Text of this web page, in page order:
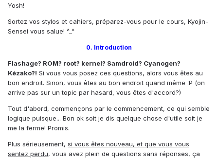
Yosh!
Sortez vos stylos et cahiers, préparez-vous pour le cours, Kyojin-
Sensei vous salue! ^_^
0. Introduction
Flashage? ROM? root? kernel? Samdroid? Cyanogen?
Kézako?! Si vous vous posez ces questions, alors vous êtes au
bon endroit. Sinon, vous êtes au bon endroit quand même :P (on
arrive pas sur un topic par hasard, vous êtes d'accord?)
Tout d'abord, commençons par le commencement, ce qui semble
logique puisque... Bon ok soit je dis quelque chose d'utile soit je
me la ferme! Promis.
Plus sérieusement, si vous êtes nouveau, et que vous vous
sentez perdu, vous avez plein de questions sans réponses, ça